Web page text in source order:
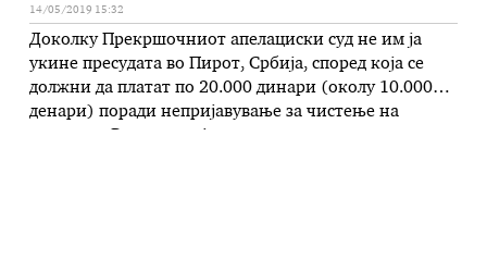
14/05/2019 15:32
Доколку Прекршочниот апелациски суд не им ја
укине пресудата во Пирот, Србија, според која се
должни да платат по 20.000 динари (околу 10.000
денари) поради непријавување за чистење на